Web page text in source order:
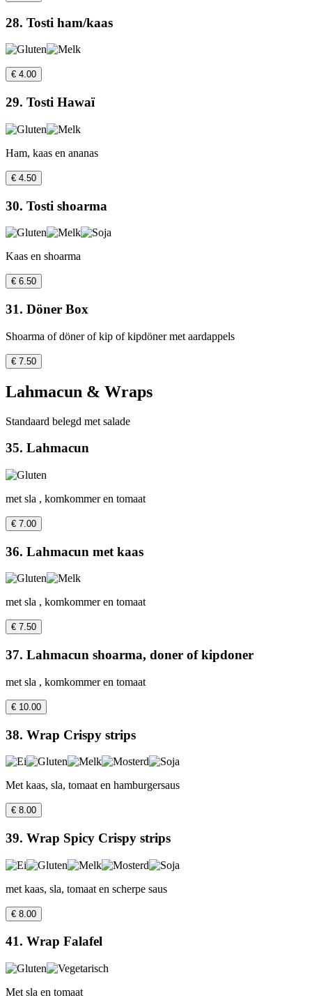
28. Tosti ham/kaas
€ 4.00
29. Tosti Hawaï
Ham, kaas en ananas
€ 4.50
30. Tosti shoarma
Kaas en shoarma
€ 6.50
31. Döner Box
Shoarma of döner of kip of kipdöner met aardappels
€ 7.50
Lahmacun & Wraps
Standaard belegd met salade
35. Lahmacun
met sla , komkommer en tomaat
€ 7.00
36. Lahmacun met kaas
met sla , komkommer en tomaat
€ 7.50
37. Lahmacun shoarma, doner of kipdoner
met sla , komkommer en tomaat
€ 10.00
38. Wrap Crispy strips
Met kaas, sla, tomaat en hamburgersaus
€ 8.00
39. Wrap Spicy Crispy strips
met kaas, sla, tomaat en scherpe saus
€ 8.00
41. Wrap Falafel
Met sla en tomaat